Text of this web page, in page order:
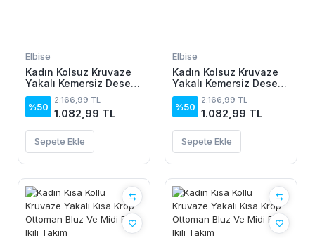
Elbise
Kadın Kolsuz Kruvaze
Yakalı Kemersiz Desenli
Uzun Süprem Elbise
%50
2.166,99 TL
1.082,99 TL
Sepete Ekle
Elbise
Kadın Kolsuz Kruvaze
Yakalı Kemersiz Desenli
Uzun Süprem Elbise
%50
2.166,99 TL
1.082,99 TL
Sepete Ekle